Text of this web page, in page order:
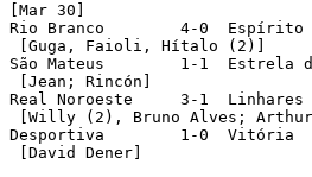
[Mar 30]
Rio Branco	  4-0  Espírito Santo
[Guga, Faioli, Hítalo (2)]
São Mateus	  1-1  Estrela do Norte
[Jean; Rincón]
Real Noroeste	  3-1  Linhares
[Willy (2), Bruno Alves;
Desportiva	  1-0  Vitória
[David Dener]